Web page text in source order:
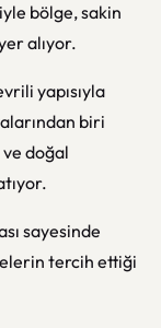
bölge, sakin
alıyor.
yapısıyla
biri
doğal
sayesinde
tercih ettiği